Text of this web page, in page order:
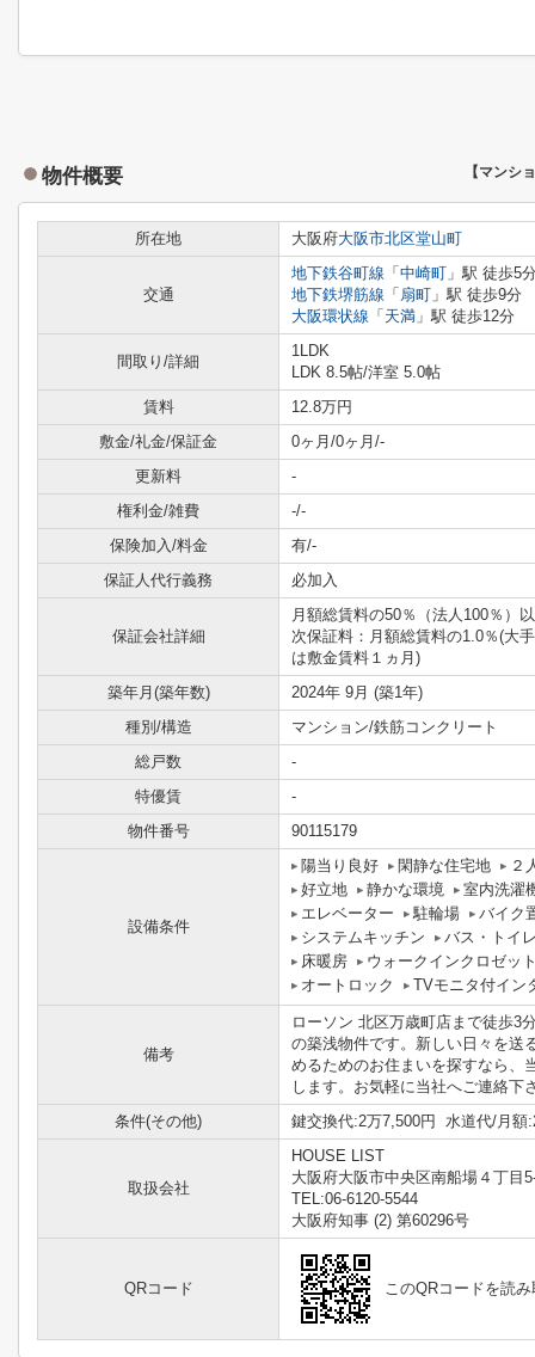
物件概要 【マンシ
所在地 大阪府大阪市北区堂山町
交通
地下鉄谷町線 「 中崎町 」駅 徒歩5
地下鉄堺筋線 「 扇町 」駅 徒歩9分
大阪環状線 「 天満 」駅 徒歩12分
間取り/詳細
1LDK
LDK 8.5帖/洋室 5.0帖
賃料
12.8万円
敷金/礼金/保証金
0ヶ月/0ヶ月/-
更新料
-
権利金/雑費
-/-
保険加入/料金
有/-
保証人代行義務
必加入
保証会社詳細
月額総賃料の50％（法人100％）
次保証料：月額総賃料の1.0％(大
は敷金賃料１ヵ月)
築年月(築年数)
2024年 9月 (築1年)
種別/構造
マンション/鉄筋コンクリート
総戸数
-
特優賃
-
物件番号
90115179
設備条件
陽当り良好 閑静な住宅地
２
好立地
静かな環境
室内洗濯
エレベーター
駐輪場
バイク
システムキッチン
バス・トイ
床暖房
ウォークインクロゼッ
オートロック
TVモニタ付イン
備考
ローソン 北区万歳町店まで徒歩3
の築浅物件です。新しい日々を送
めるためのお住まいを探すなら、
します。お気軽に当社へご連絡下
条件(その他)
鍵交換代:2万7,500円 水道代/月額
取扱会社
HOUSE LIST
大阪府大阪市中央区南船場４丁目
TEL:06-6120-5544
大阪府知事 (2) 第60296号
QRコード このQRコードを読